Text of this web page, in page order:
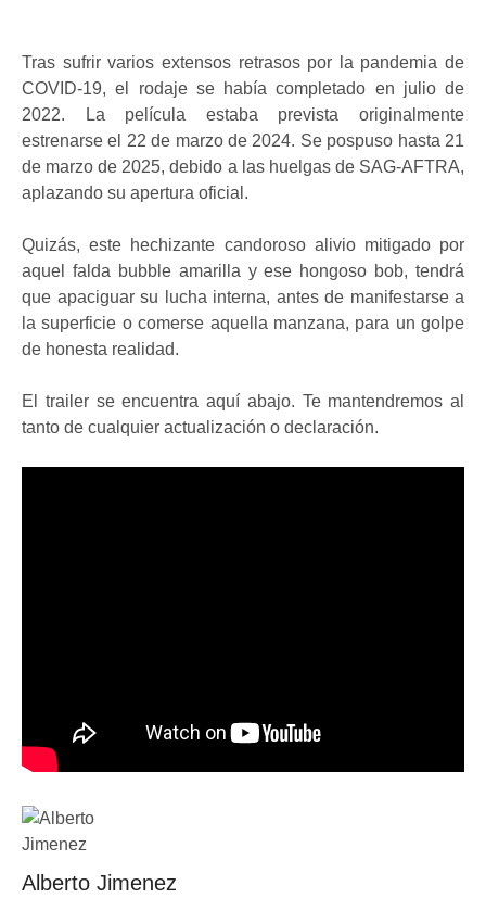
Tras sufrir varios extensos retrasos por la pandemia de
COVID-19, el rodaje se había completado en julio de
2022. La película estaba prevista originalmente
estrenarse el 22 de marzo de 2024. Se pospuso hasta 21
de marzo de 2025, debido a las huelgas de SAG-AFTRA,
aplazando su apertura oficial.
Quizás, este hechizante candoroso alivio mitigado por
aquel falda bubble amarilla y ese hongoso bob, tendrá
que apaciguar su lucha interna, antes de manifestarse a
la superficie o comerse aquella manzana, para un golpe
de honesta realidad.
El trailer se encuentra aquí abajo. Te mantendremos al
tanto de cualquier actualización o declaración.
Alberto Jimenez